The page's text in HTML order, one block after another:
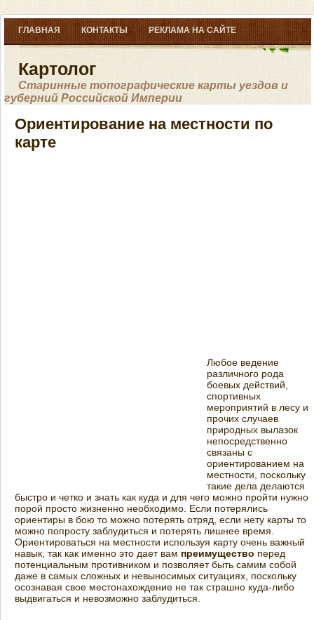
ГЛАВНАЯ КОНТАКТЫ РЕКЛАМА НА САЙТЕ
Картолог
Старинные топографические карты уездов и
губерний Российской Империи
Ориентирование на местности по
карте
Любое ведение
различного рода
боевых действий,
спортивных
мероприятий в лесу и
прочих случаев
природных вылазок
непосредственно
связаны с
ориентированием на
местности, поскольку
такие дела делаются
быстро и четко и знать как куда и для чего можно пройти нужно
порой просто жизненно необходимо. Если потерялись
ориентиры в бою то можно потерять отряд, если нету карты то
можно попросту заблудиться и потерять лишнее время.
Ориентироваться на местности используя карту очень важный
навык, так как именно это дает вам преимущество перед
потенциальным противником и позволяет быть самим собой
даже в самых сложных и невыносимых ситуациях, поскольку
осознавая свое местонахождение не так страшно куда-либо
выдвигаться и невозможно заблудиться.